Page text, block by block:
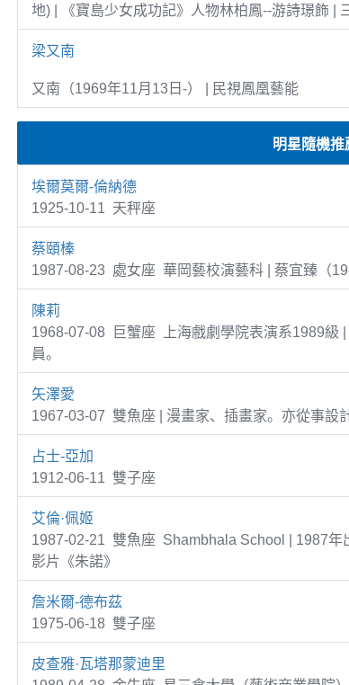
地) | 《寶島少女成功記》人物林柏鳳--游詩璟飾 |
梁又南
又南（1969年11月13日-） | 民視鳳凰藝能
明星隨機推
埃爾莫爾-倫納德
1925-10-11 天秤座
蔡頤榛
1987-08-23 處女座 華岡藝校演藝科 | 蔡宜臻（
陳莉
1968-07-08 巨蟹座 上海戲劇學院表演系1989級
員。
矢澤愛
1967-03-07 雙魚座 | 漫畫家、插畫家。亦從事設
占士-亞加
1912-06-11 雙子座
艾倫·佩姬
1987-02-21 雙魚座 Shambhala School | 1987年
影片《朱諾》
詹米爾-德布茲
1975-06-18 雙子座
皮查雅·瓦塔那蒙迪里